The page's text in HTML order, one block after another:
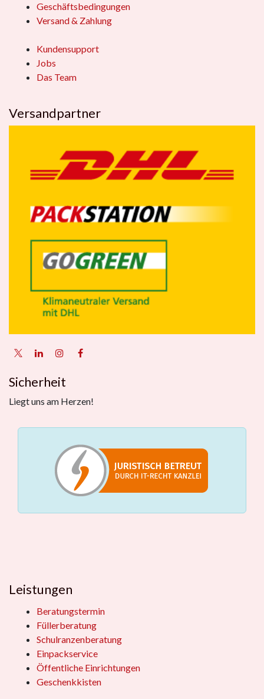
Geschäftsbedingungen
Versand & Zahlung
Kundensupport
Jobs
Das Team
Versandpartner
Sicherheit
Liegt uns am Herzen!
Leistungen
Beratungstermin
Füllerberatung
Schulranzenberatung
Einpackservice
Öffentliche Einrichtungen
Geschenkkisten